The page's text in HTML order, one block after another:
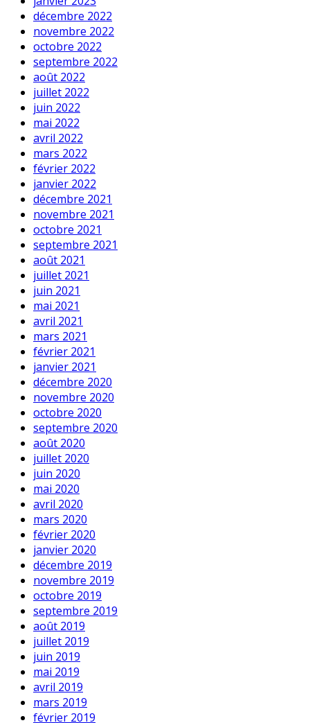
décembre 2022
novembre 2022
octobre 2022
septembre 2022
août 2022
juillet 2022
juin 2022
mai 2022
avril 2022
mars 2022
février 2022
janvier 2022
décembre 2021
novembre 2021
octobre 2021
septembre 2021
août 2021
juillet 2021
juin 2021
mai 2021
avril 2021
mars 2021
février 2021
janvier 2021
décembre 2020
novembre 2020
octobre 2020
septembre 2020
août 2020
juillet 2020
juin 2020
mai 2020
avril 2020
mars 2020
février 2020
janvier 2020
décembre 2019
novembre 2019
octobre 2019
septembre 2019
août 2019
juillet 2019
juin 2019
mai 2019
avril 2019
mars 2019
février 2019